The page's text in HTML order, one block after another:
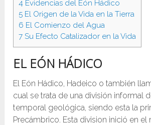
4 Evidencias del Eón Hádico
5 El Origen de la Vida en la Tierra
6 El Comienzo del Agua
7 Su Efecto Catalizador en la Vida
EL EÓN HÁDICO
El Eón Hádico, Hadeico o también
cual se trata de una división informal
temporal geológica, siendo esta la
Precámbrico. Esta division inició en